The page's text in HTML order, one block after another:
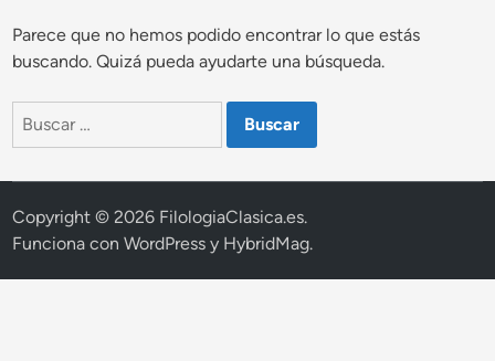
Parece que no hemos podido encontrar lo que estás
buscando. Quizá pueda ayudarte una búsqueda.
Buscar:
Copyright © 2026 FilologiaClasica.es.
Funciona conWordPress y HybridMag.